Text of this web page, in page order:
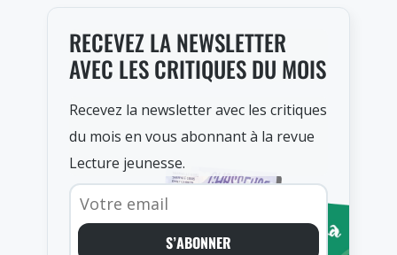
RECEVEZ LA NEWSLETTER
AVEC LES CRITIQUES DU MOIS
Recevez la newsletter avec les critiques
du mois en vous abonnant à la revue
Lecture jeunesse.
S’ABONNER